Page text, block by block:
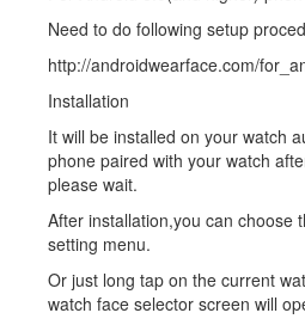
Need to do following setup
http://androidwearface.com/
Installation
It will be installed on your watch
phone paired with your watch
please wait.
After installation,you can choose
setting menu.
Or just long tap on the current
watch face selector screen will